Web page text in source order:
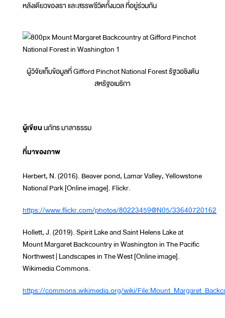
หลังเดียวของเรา และสรรพชีวิตทั้งมวล ที่อยู่ร่วมกัน
ผู้วิจัยเก็บข้อมูลที่ Gifford Pinchot National Forest รัฐวอชิงตัน
สหรัฐอเมริกา
ผู้เขียนนภัทร มาลาธรรม
ที่มาของภาพ
Herbert, N. (2016). Beaver pond, Lamar Valley, Yellowstone
National Park [Online image]. Flickr.
https://www.flickr.com/photos/80223459@N05/33640720162
Hollett, J. (2019). Spirit Lake and Saint Helens Lake at
Mount Margaret Backcountry in Washington in The Pacific
Northwest | Landscapes in The West [Online image].
Wikimedia Commons.
https://commons.wikimedia.org/wiki/